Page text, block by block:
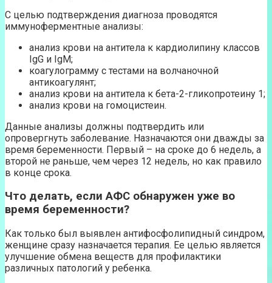
С целью подтверждения диагноза проводятся
иммуноферментные анализы:
анализ крови на антитела к кардиолипину классов
IgG и IgM;
коагулограмму с тестами на волчаночной
антикоагулянт;
анализ крови на антитела к бета-2-гликопротеину 1;
анализ крови на гомоцистеин.
Данные анализы должны подтвердить или
опровергнуть заболевание. Назначаются они дважды за
время беременности. Первый – на сроке до 6 недель, а
второй не раньше, чем через 12 недель, но как правило
в конце срока.
Что делать, если АФС обнаружен уже во
время беременности?
Как только был выявлен антифосфолипидный синдром,
женщине сразу назначается терапия. Ее целью является
улучшение обмена веществ для профилактики
различных патологий у ребенка.